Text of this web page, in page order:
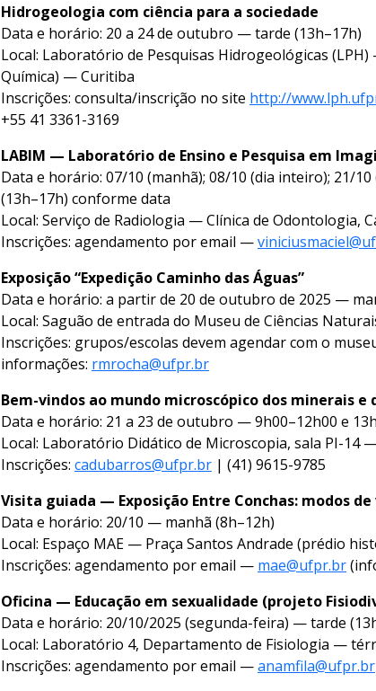
Hidrogeologia com ciência para a sociedade
Data e horário: 20 a 24 de outubro — tarde (13h–17h)
Local: Laboratório de Pesquisas Hidrogeológicas
Química) — Curitiba
Inscrições: consulta/inscrição no site http://
+55 41 3361-3169
LABIM — Laboratório de Ensino e Pesquisa em
Data e horário: 07/10 (manhã); 08/10 (dia inteiro); 21/
(13h–17h) conforme data
Local: Serviço de Radiologia — Clínica de Odontologia,
Inscrições: agendamento por email —
Exposição “Expedição Caminho das Águas”
Data e horário: a partir de 20 de outubro de 2025 —
Local: Saguão de entrada do Museu de Ciências
Inscrições: grupos/escolas devem agendar com o
informações: rmrocha@ufpr.br
Bem-vindos ao mundo microscópico dos minerais e
Data e horário: 21 a 23 de outubro — 9h00–12h00 e
Local: Laboratório Didático de Microscopia, sala PI-14
Inscrições: cadubarros@ufpr.br | (41) 9615-9785
Visita guiada — Exposição Entre Conchas: modos
Data e horário: 20/10 — manhã (8h–12h)
Local: Espaço MAE — Praça Santos Andrade (prédio
Inscrições: agendamento por email — mae@ufpr.br
Oficina — Educação em sexualidade (projeto
Data e horário: 20/10/2025 (segunda-feira) — tarde
Local: Laboratório 4, Departamento de Fisiologia —
Inscrições: agendamento por email —anamfila@ufpr.br